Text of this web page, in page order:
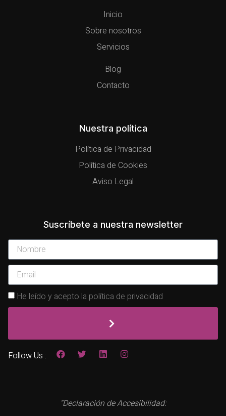
Inicio
Sobre nosotros
Servicios
Blog
Contacto
Nuestra política
Política de Privacidad
Política de Cookies
Aviso Legal
Suscríbete a nuestra newsletter
He leído y acepto la política de privacidad
Follow Us :
“Declaración de Accesibilidad: